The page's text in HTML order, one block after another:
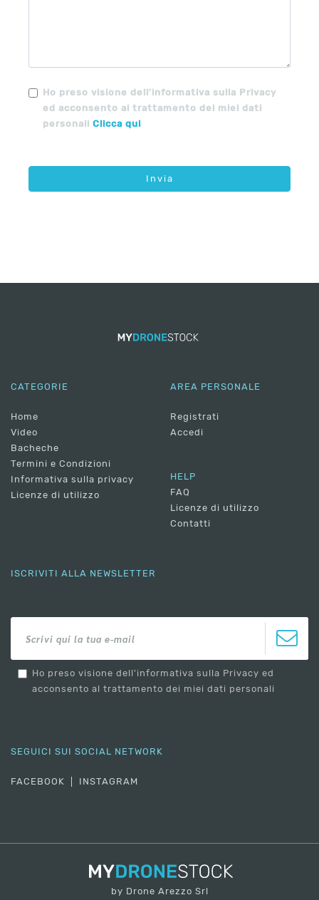
Ho preso visione dell'informativa sulla Privacy
ed acconsento al trattamento dei miei dati
personali Clicca qui
Invia
CATEGORIE
Home
Video
Bacheche
Termini e Condizioni
Informativa sulla privacy
Licenze di utilizzo
AREA PERSONALE
Registrati
Accedi
HELP
FAQ
Licenze di utilizzo
Contatti
ISCRIVITI ALLA NEWSLETTER
Ho preso visione dell'informativa sulla Privacy ed
acconsento al trattamento dei miei dati personali
SEGUICI SUI SOCIAL NETWORK
FACEBOOK INSTAGRAM
by Drone Arezzo Srl